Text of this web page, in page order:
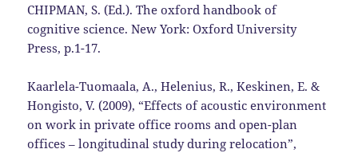
CHIPMAN, S. (Ed.). The oxford handbook of
cognitive science. New York: Oxford University
Press, p.1-17.
Kaarlela-Tuomaala, A., Helenius, R., Keskinen, E. &
Hongisto, V. (2009), “Effects of acoustic environment
on work in private office rooms and open-plan
offices – longitudinal study during relocation”,